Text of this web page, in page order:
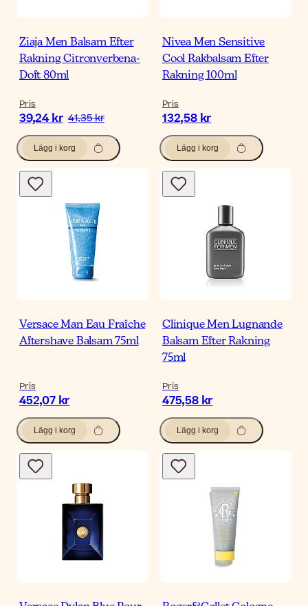
Ziaja Men Balsam Efter
Rakning Citronverbena-
Doft 80ml
Pris
39,24 kr 41,35 kr
Lägg i korg
Nivea Men Sensitive
Cool Rakbalsam Efter
Rakning 100ml
Pris
132,58 kr
Lägg i korg
Versace Man Eau Fraîche
Aftershave Balsam 75ml
Pris
452,07 kr
Lägg i korg
Clinique Men Lugnande
Balsam Efter Rakning
75ml
Pris
475,58 kr
Lägg i korg